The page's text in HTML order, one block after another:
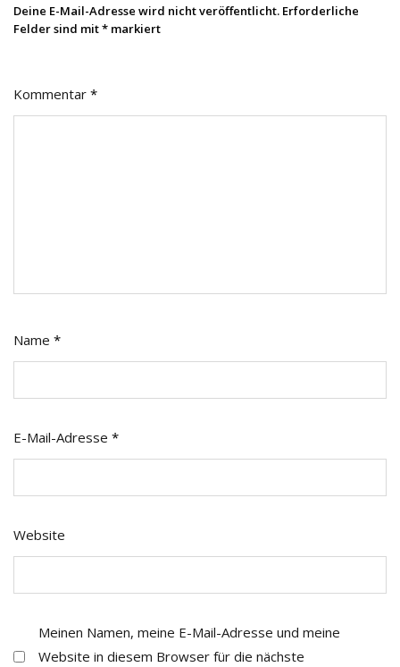
Deine E-Mail-Adresse wird nicht veröffentlicht. Erforderliche
Felder sind mit* markiert
Kommentar *
Name *
E-Mail-Adresse *
Website
Meinen Namen, meine E-Mail-Adresse und meine
Website in diesem Browser für die nächste